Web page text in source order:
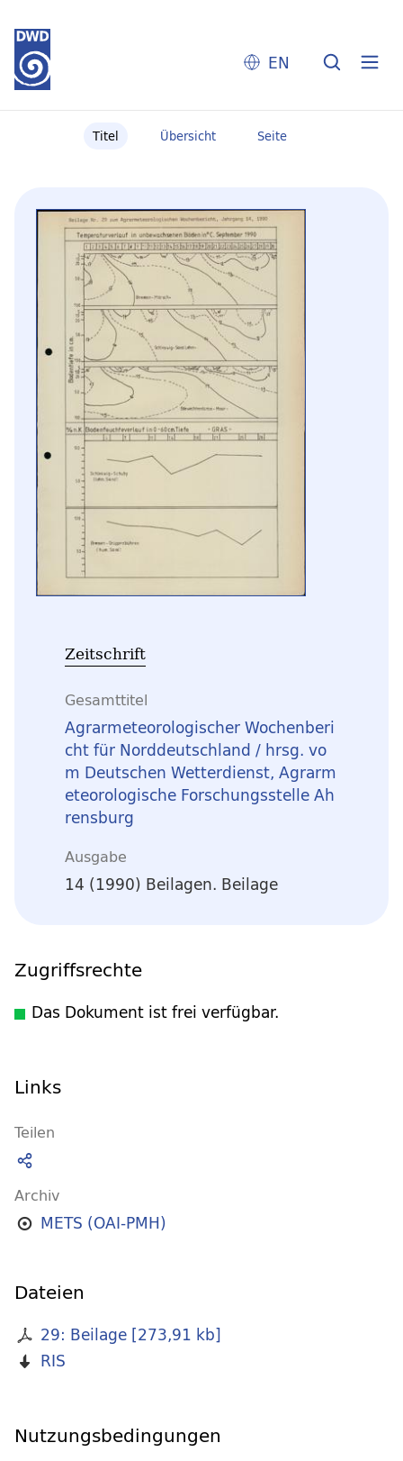
EN
Titel Übersicht Seite
Zeitschrift
Gesamttitel
Agrarmeteorologischer Wochenberi
cht für Norddeutschland / hrsg. vo
m Deutschen Wetterdienst, Agrarm
eteorologische Forschungsstelle Ah
rensburg
Ausgabe
14 (1990) Beilagen. Beilage
Zugriffsrechte
Das Dokument ist frei verfügbar.
Links
Teilen
Archiv
METS (OAI-PMH)
Dateien
29: Beilage[273,91 kb]
RIS
Nutzungsbedingungen